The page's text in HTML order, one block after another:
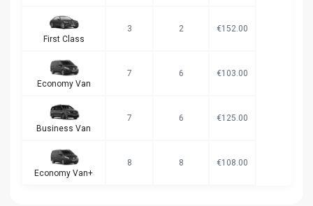
First Class
3 2 €152.00
Economy Van
7 6 €103.00
Business Van
7 6 €125.00
Economy Van+
8 8 €108.00